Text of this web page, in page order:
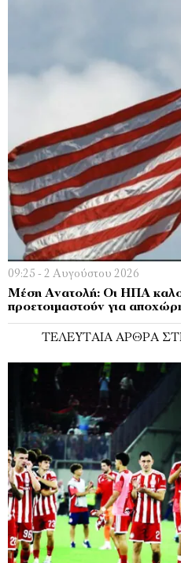
09:25 - 2 Αυγούστου 2026
Μέση Ανατολή: Οι ΗΠΑ
προετοιμαστούν για
ΤΕΛΕΥΤΑΊΑ ΆΡΘΡΑ